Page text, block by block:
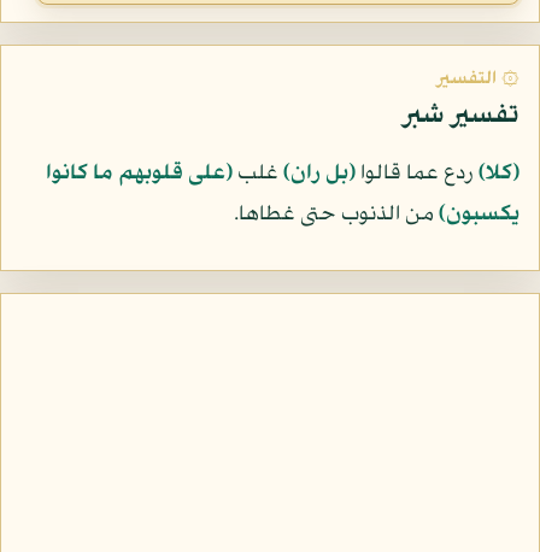
۞ التفسير
تفسير شبر
﴿كلا﴾ردع عما قالوا﴿بل ران﴾غلب﴿على قلوبهم ما كانوا
يكسبون﴾من الذنوب حتى غطاها.